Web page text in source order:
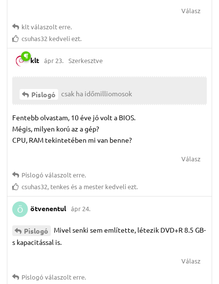
Válasz
kltválaszolt erre.
csuhas32 kedveli ezt.
klt ápr 23. Szerkesztve
Pislogó csak ha időmilliomosok
Fentebb olvastam, 10 éve jó volt a BIOS.
Mégis, milyen korú az a gép?
CPU, RAM tekintetében mi van benne?
Válasz
Pislogó válaszolt erre.
csuhas32, tenkesésa mester kedveli ezt.
Ö ötvenentul ápr 24.
Pislogó
Mivel senki sem említette, létezik DVD+R 8.5 GB-
s kapacitással is.
Válasz
Pislogó válaszolt erre.